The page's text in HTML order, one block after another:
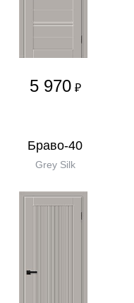
5 970 ₽
Браво-40
Grey Silk